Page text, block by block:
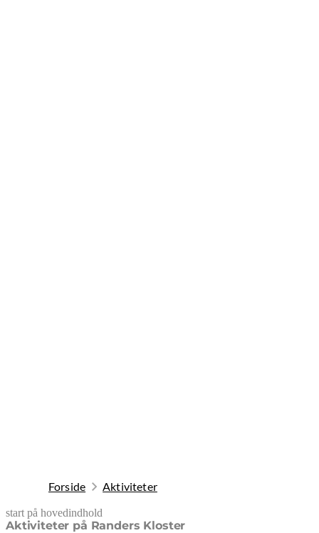
Forside Aktiviteter
start på hovedindhold
Aktiviteter på Randers Kloster
senest opdateret 10. februar 2026